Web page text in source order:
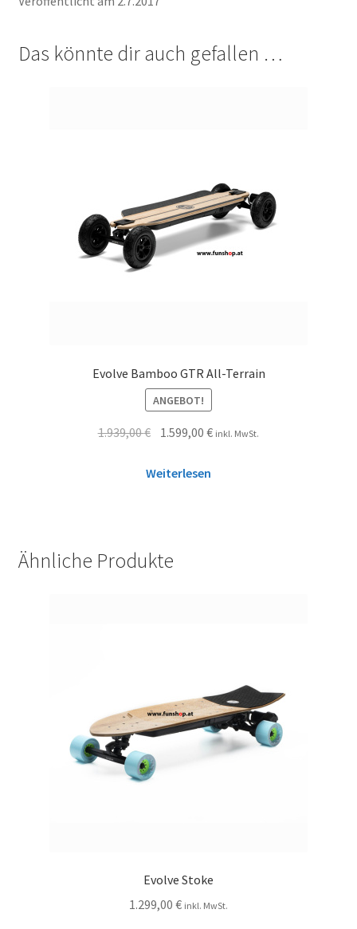
Das könnte dir auch gefallen …
Evolve Bamboo GTR All-Terrain
ANGEBOT!
1.939,00€ 1.599,00€ inkl. MwSt.
Weiterlesen
Ähnliche Produkte
Evolve Stoke
1.299,00 € inkl. MwSt.